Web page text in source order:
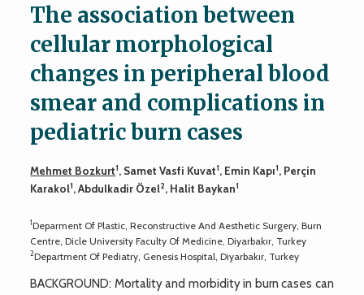
The association between
cellular morphological
changes in peripheral blood
smear and complications in
pediatric burn cases
Mehmet Bozkurt1, Samet Vasfi Kuvat1, Emin Kapı1, Perçin
Karakol1, Abdulkadir Özel2, Halit Baykan1
1Deparment Of Plastic, Reconstructive And Aesthetic Surgery, Burn
Centre, Dicle University Faculty Of Medicine, Diyarbakır, Turkey
2Department Of Pediatry, Genesis Hospital, Diyarbakır, Turkey
BACKGROUND: Mortality and morbidity in burn cases can